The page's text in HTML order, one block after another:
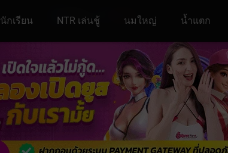
นักเรียน NTR เล่นชู้ นมใหญ่ น้ำแตก